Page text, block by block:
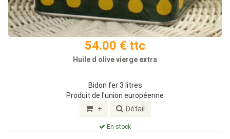
54.00 € ttc
Huile d olive vierge extra
Bidon fer 3 litres
Produit de l'union européenne
+ Détail
En stock